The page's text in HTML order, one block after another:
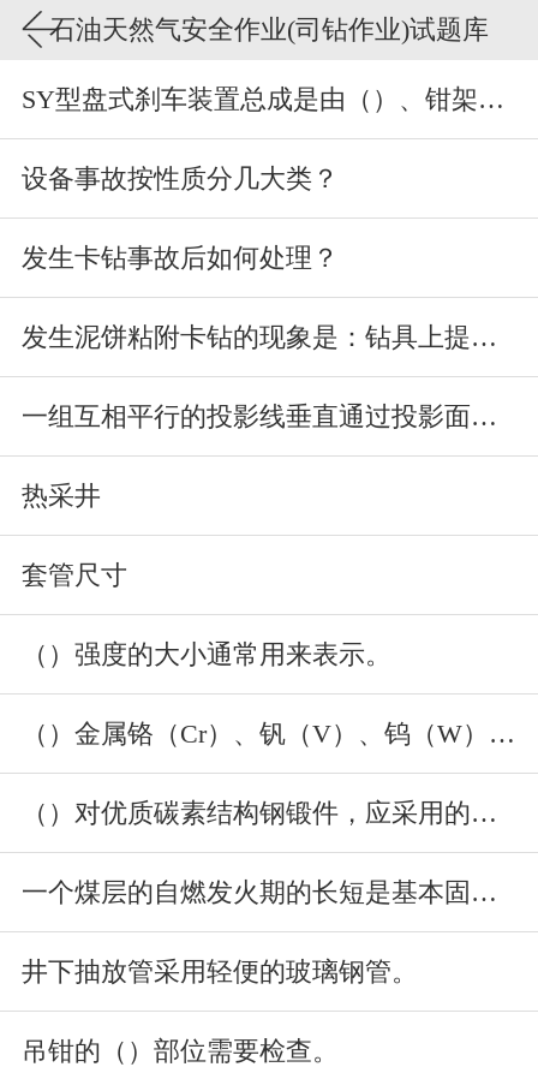
石油天然气安全作业(司钻作业)试题库
SY型盘式刹车装置总成是由（）、钳架、开式钳、闭式钳组成的。
设备事故按性质分几大类？
发生卡钻事故后如何处理？
发生泥饼粘附卡钻的现象是：钻具上提下放困难，活动范围随时间的延长
一组互相平行的投影线垂直通过投影面得到的投影为正投影，正投影图能
热采井
套管尺寸
（）强度的大小通常用来表示。
（）金属铬（Cr）、钒（V）、钨（W）、钼（Mo）及α－Fe的晶
（）对优质碳素结构钢锻件，应采用的热处理方法。
一个煤层的自燃发火期的长短是基本固定不变的。
井下抽放管采用轻便的玻璃钢管。
吊钳的（）部位需要检查。